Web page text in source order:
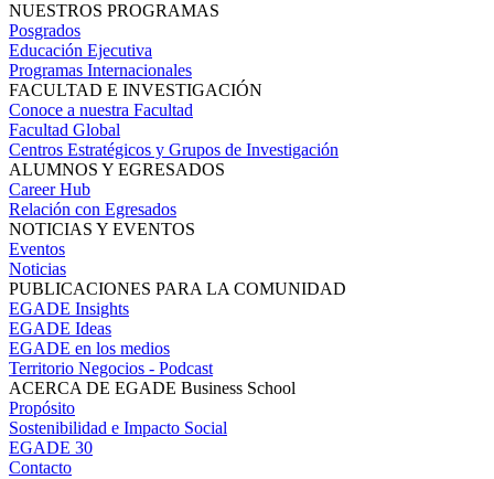
NUESTROS PROGRAMAS
Posgrados
Educación Ejecutiva
Programas Internacionales
FACULTAD E INVESTIGACIÓN
Conoce a nuestra Facultad
Facultad Global
Centros Estratégicos y Grupos de Investigación
ALUMNOS Y EGRESADOS
Career Hub
Relación con Egresados
NOTICIAS Y EVENTOS
Eventos
Noticias
PUBLICACIONES PARA LA COMUNIDAD
EGADE Insights
EGADE Ideas
EGADE en los medios
Territorio Negocios - Podcast
ACERCA DE EGADE Business School
Propósito
Sostenibilidad e Impacto Social
EGADE 30
Contacto